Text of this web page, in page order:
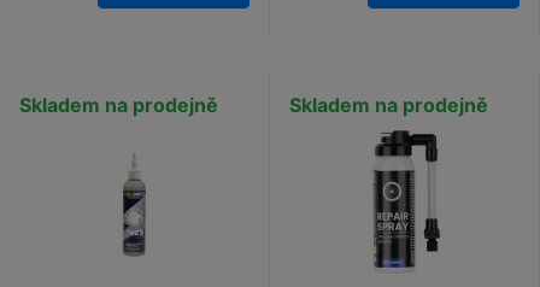
Skladem na prodejně Skladem na prodejně